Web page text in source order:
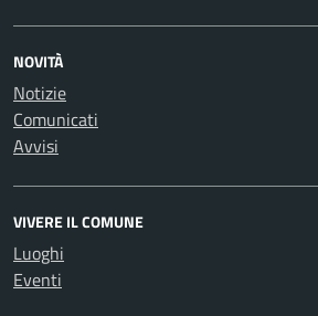
NOVITÀ
Notizie
Comunicati
Avvisi
VIVERE IL COMUNE
Luoghi
Eventi